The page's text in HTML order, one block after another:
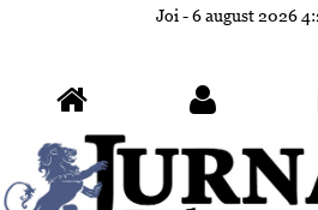
Joi - 6 august 2026